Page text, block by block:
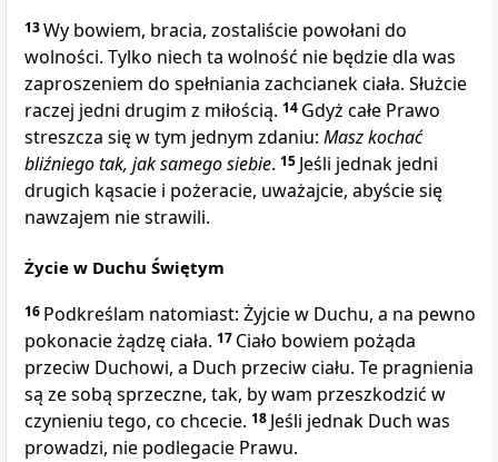
13Wy bowiem, bracia, zostaliście powołani do
wolności. Tylko niech ta wolność nie będzie dla was
zaproszeniem do spełniania zachcianek ciała. Służcie
raczej jedni drugim z miłością. 14 Gdyż całe Prawo
streszcza się w tym jednym zdaniu: Masz kochać
bliźniego tak, jak samego siebie. 15 Jeśli jednak jedni
drugich kąsacie i pożeracie, uważajcie, abyście się
nawzajem nie strawili.
Życie w Duchu Świętym
16 Podkreślam natomiast: Żyjcie w Duchu, a na pewno
pokonacie żądzę ciała. 17 Ciało bowiem pożąda
przeciw Duchowi, a Duch przeciw ciału. Te pragnienia
są ze sobą sprzeczne, tak, by wam przeszkodzić w
czynieniu tego, co chcecie. 18 Jeśli jednak Duch was
prowadzi, nie podlegacie Prawu.